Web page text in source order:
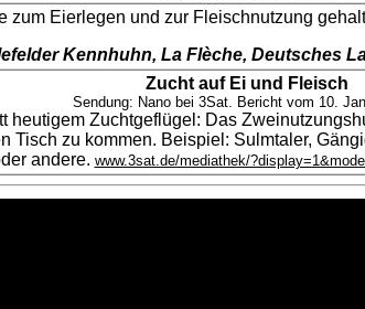
zum Eierlegen und zur Fleischnutzung
Kennhuhn, La Flèche, Deutsches
Zucht auf Ei und Fleisch
Sendung: Nano bei 3Sat. Bericht vom 10.
heutigem Zuchtgeflügel: Das
Tisch zu kommen. Beispiel: Sulmtaler,
andere. www.3sat.de/mediathek/